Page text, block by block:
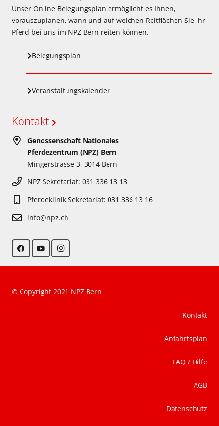
Unser Online Belegungsplan ermöglicht es Ihnen,
vorauszuplanen, wann und auf welchen Reitflächen Sie Ihr
Pferd bei uns im NPZ Bern reiten können.
Belegungsplan
Veranstaltungskalender
Kontakt
Genossenschaft Nationales
Pferdezentrum (NPZ) Bern
Mingerstrasse 3, 3014 Bern
NPZ Sekretariat: 031 336 13 13
Pferdeklinik Sekretariat: 031 336 13 16
info@npz.ch
© Copyright 2021 NPZ Bern
Kontakt
Anfahrtsplan
FAQ / Hilfe
AGB
Datenschutz